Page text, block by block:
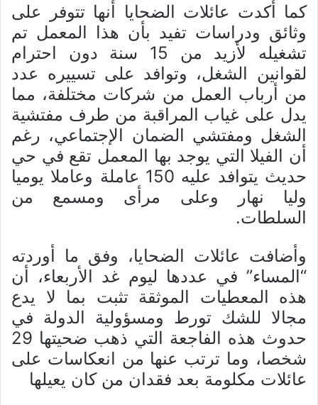
كما أكدت عائلات الضحايا أنها تتوفر على
وثائق ودراسات تفيد بأن هذا المعمل تم
تشغيله لأزيد من 15 سنة دون احترام
لقوانين الشغل، وتوافد على تسييره عدد
من أرباب العمل من شركات مختلفة، مما
يدل على غياب المراقبة من طرف مفتشية
الشغل ومفتشي الضمان الإجتماعي، رغم
أن الفيلا التي يوجد بها المعمل تقع في حي
حديث يتوافد عليه 150 عاملة وعاملا يوميا
وليا نهار وعلى مرأى ومسمع من
السلطات.
وأضافت عائلات الضحايا، وفق ما أوردته
“المساء” في عددها ليوم غد الأربعاء، أن
هذه المعطيات الموثقة تثبت بما لا يدع
مجالا للشك تورط ومسؤولية الدولة في
حدوث هذه الفاجعة التي ذهب ضحيتها 29
شخصا، وما ترتب عنها من انعكاسات على
عائلات مكلومة بعد فقدان من كان يعيلها